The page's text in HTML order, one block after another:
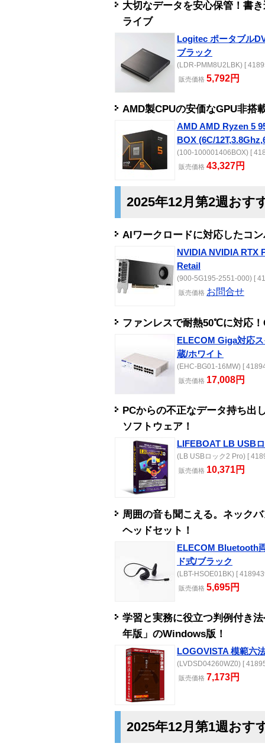
大切なデータを安心保管！書
ライブ
Logitec ポータブル
ブラック
(LDR-PMM8U2LBK) [
販売価格 5,792円
AMD製CPUの安価なGPU非搭
AMD AMD Ryzen 5
BOX (6C/
(100-100001406BOX) [
販売価格 43,327円
2025年12月第2週おす
AIワークロードに対応したコ
NVIDIA NVIDIA RTX
Retail
(900-5G195-2551-000) [
販売価格 お問合せ
ファンレスで耐熱50℃に対応
ELECOM Giga対応
蔵/ホワイト
(EHC-BG01-16MW) [
販売価格 17,008円
PCからの不正なデータ持ち出
ソフトウェア！
LIFEBOAT LB USB
(LB USBロック2 Pro) [
販売価格 10,371円
周囲の音も聞こえる。ネック
ヘッドセット！
ELECOM Bluetooth
ド式/ブラック
(LBT-HSOE01BK) [
販売価格 5,695円
学習と実務に役立つ判例付き
年版」のWindows版！
LOGOVISTA 模範六
(LVDSD04260WZ0) [
販売価格 7,173円
2025年12月第1週おす